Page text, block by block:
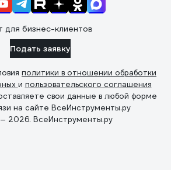
для бизнес-клиентов
Подать заявку
политики в отношении обработки
и пользовательского соглашения
свои данные в любой форме
на сайте ВсеИнструменты.ру
2026. ВсеИнструменты.ру